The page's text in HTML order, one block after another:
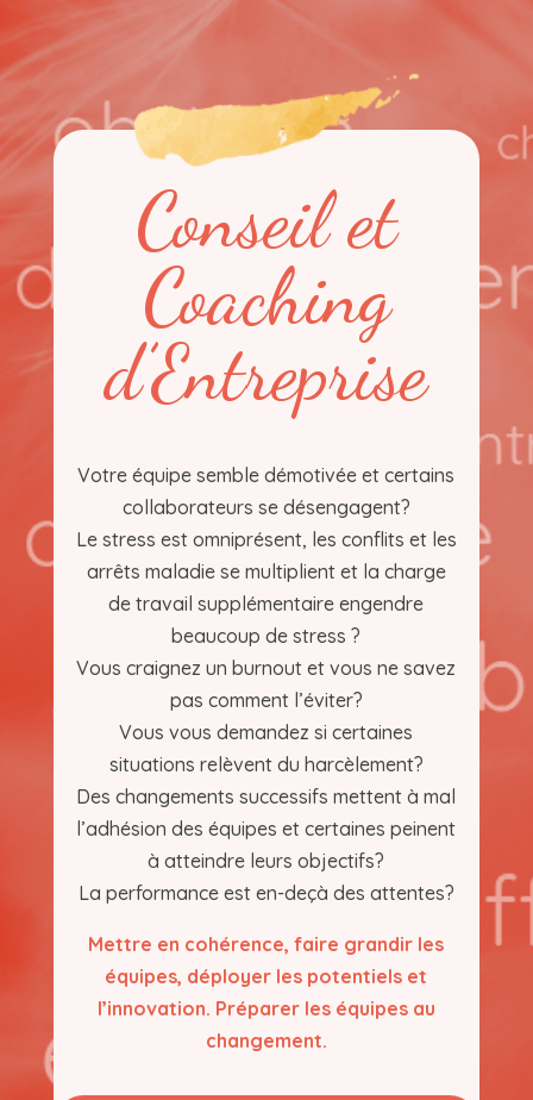
Conseil et
Coaching
d’Entreprise
Votre équipe semble démotivée et certains
collaborateurs se désengagent?
Le stress est omniprésent, les conflits et les
arrêts maladie se multiplient et la charge
de travail supplémentaire engendre
beaucoup de stress ?
Vous craignez un burnout et vous ne savez
pas comment l’éviter?
Vous vous demandez si certaines
situations relèvent du harcèlement?
Des changements successifs mettent à mal
l’adhésion des équipes et certaines peinent
à atteindre leurs objectifs?
La performance est en-deçà des attentes?
Mettre en cohérence, faire grandir les
équipes, déployer les potentiels et
l’innovation. Préparer les équipes au
changement.